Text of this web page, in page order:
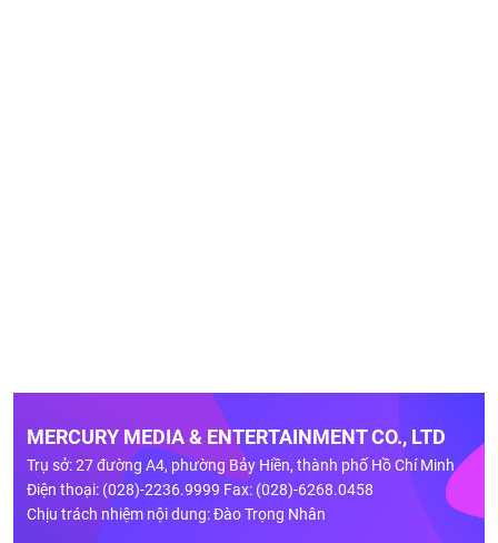
MERCURY MEDIA & ENTERTAINMENT CO., LTD
Trụ sở: 27 đường A4, phường Bảy Hiền, thành phố Hồ Chí Minh
Điện thoại: (028)-2236.9999 Fax: (028)-6268.0458
Chịu trách nhiệm nội dung: Đào Trọng Nhân